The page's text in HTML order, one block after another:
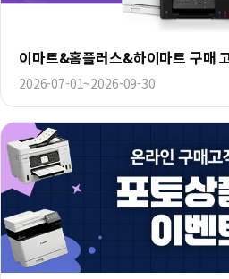
이마트&홈플러스&하이마트 구매
2026-07-01~2026-09-30